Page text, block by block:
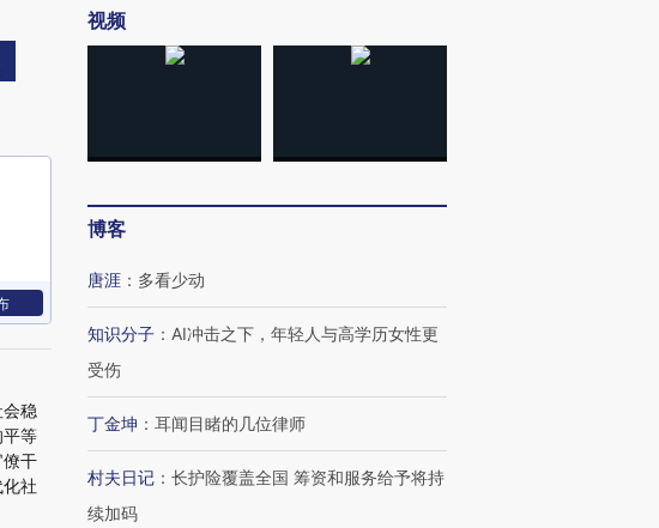
稳
等
干
社
视频
博客
唐涯 ： 多看少动
知识分子 ： AI冲击之下，年轻人与高学历女性更
受伤
丁金坤 ： 耳闻目睹的几位律师
村夫日记 ： 长护险覆盖全国 筹资和服务给予将持
续加码